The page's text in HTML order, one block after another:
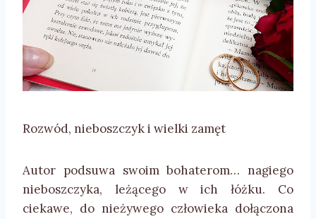
Rozwód, nieboszczyk i wielki zamęt
Autor podsuwa swoim bohaterom… nagiego
nieboszczyka, leżącego w ich łóżku. Co
ciekawe, do nieżywego człowieka dołączona